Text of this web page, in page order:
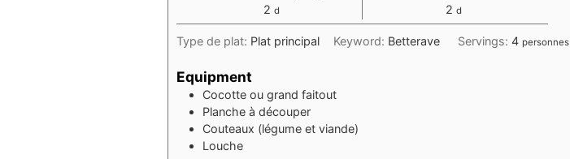
2days
d
2days
d
Type de plat: Plat principal Keyword: Betterave Servings: 4 personnes
Equipment
Cocotte ou grand faitout
Planche à découper
Couteaux (légume et viande)
Louche